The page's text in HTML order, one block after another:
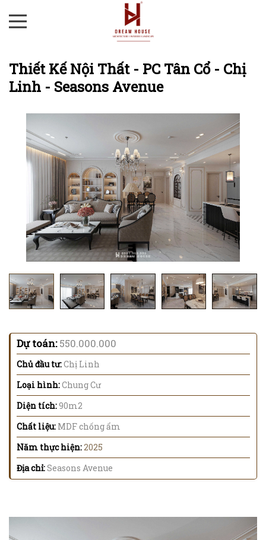
Thiết Kế Nội Thất - PC Tân Cổ - Chị
Linh - Seasons Avenue
Dự toán:550.000.000
Chủ đầu tư:Chị Linh
Loại hình:Chung Cư
Diện tích:90m2
Chất liệu: MDF chống ẩm
Năm thực hiện:2025
Địa chỉ:Seasons Avenue